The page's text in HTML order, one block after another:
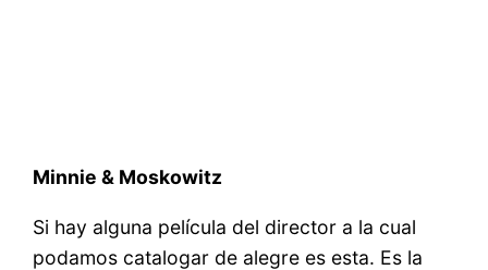
Minnie & Moskowitz
Si hay alguna película del director a la cual
podamos catalogar de alegre es esta. Es la